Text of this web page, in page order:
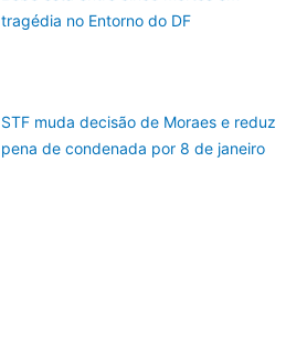
tragédia no Entorno do DF
STF muda decisão de Moraes e reduz
pena de condenada por 8 de janeiro